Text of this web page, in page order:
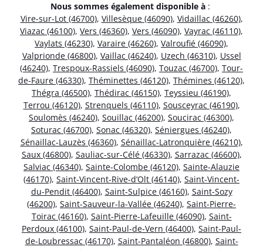
Nous sommes également disponible à :
Vire-sur-Lot (46700), Villesèque (46090), Vidaillac (46260),
Viazac (46100), Vers (46360), Vers (46090), Vayrac (46110),
Vaylats (46230), Varaire (46260), Valroufié (46090),
Valprionde (46800), Vaillac (46240), Uzech (46310), Ussel
(46240), Trespoux-Rassiels (46090), Touzac (46700), Tour-
de-Faure (46330), Théminettes (46120), Thémines (46120),
Thégra (46500), Thédirac (46150), Teyssieu (46190),
Terrou (46120), Strenquels (46110), Sousceyrac (46190),
Soulomès (46240), Souillac (46200), Soucirac (46300),
Soturac (46700), Sonac (46320), Séniergues (46240),
Sénaillac-Lauzès (46360), Sénaillac-Latronquière (46210),
Saux (46800), Sauliac-sur-Célé (46330), Sarrazac (46600),
Salviac (46340), Sainte-Colombe (46120), Sainte-Alauzie
(46170), Saint-Vincent-Rive-d’Olt (46140), Saint-Vincent-
du-Pendit (46400), Saint-Sulpice (46160), Saint-Sozy
(46200), Saint-Sauveur-la-Vallée (46240), Saint-Pierre-
Toirac (46160), Saint-Pierre-Lafeuille (46090), Saint-
Perdoux (46100), Saint-Paul-de-Vern (46400), Saint-Paul-
de-Loubressac (46170), Saint-Pantaléon (46800), Saint-